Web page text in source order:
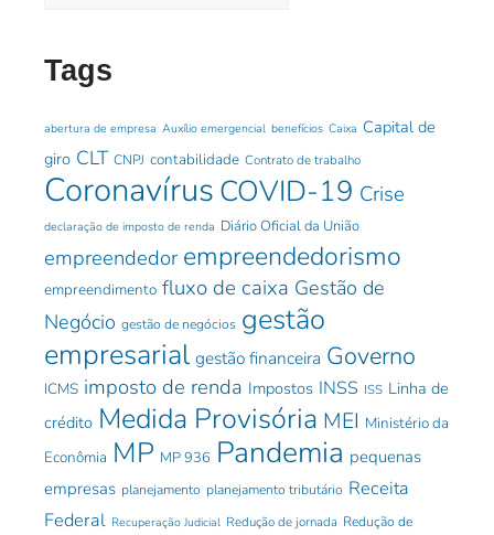
Tags
abertura de empresa Auxílio emergencial benefícios Caixa Capital de
giro CLT CNPJ contabilidade Contrato de trabalho
Coronavírus COVID-19 Crise
declaração de imposto de renda Diário Oficial da União
empreendedor empreendedorismo
empreendimento fluxo de caixa Gestão de
Negócio gestão de negócios gestão
empresarial gestão financeira Governo
ICMS imposto de renda Impostos INSS ISS Linha de
crédito Medida Provisória MEI Ministério da
Econômia MP MP 936 Pandemia pequenas
empresas planejamento planejamento tributário Receita
Federal Recuperação Judicial Redução de jornada Redução de